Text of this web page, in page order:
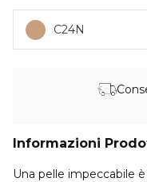
C24N
Informazioni
Una pelle impeccabile